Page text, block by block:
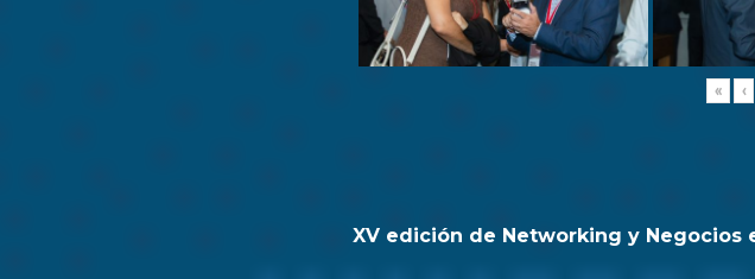
« ‹
XV edición de Networking y Negocios